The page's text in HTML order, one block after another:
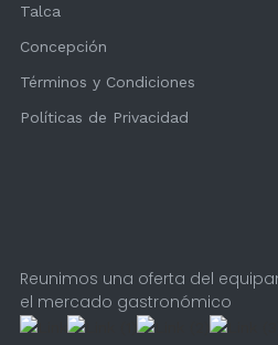
Reunimos una oferta del
el mercado gastronómico
Talca
Concepción
Términos y Condiciones
Políticas de Privacidad